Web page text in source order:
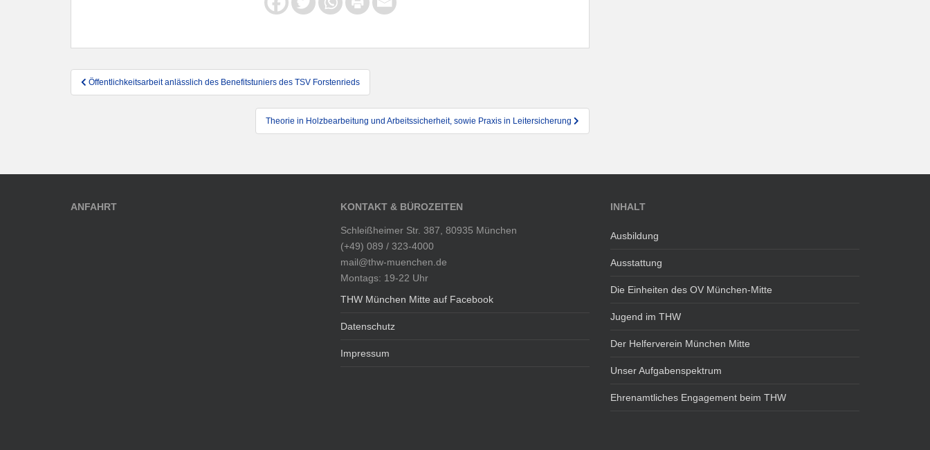
Beitragsnavigation
Öffentlichkeitsarbeit anlässlich des Benefitstuniers des TSV Forstenrieds
Theorie in Holzbearbeitung und Arbeitssicherheit, sowie Praxis in Leitersicherung
ANFAHRT KONTAKT & BÜROZEITEN
Schleißheimer Str. 387, 80935 München
(+49) 089 / 323-4000
mail@thw-muenchen.de
Montags: 19-22 Uhr
THW München Mitte auf Facebook
Datenschutz
Impressum
INHALT
Ausbildung
Ausstattung
Die Einheiten des OV München-Mitte
Jugend im THW
Der Helferverein München Mitte
Unser Aufgabenspektrum
Ehrenamtliches Engagement beim THW